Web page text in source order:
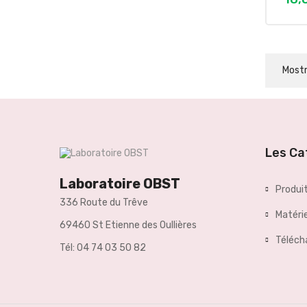
Laboratoire OBST
336 Route du Trêve
69460 St Etienne des Oullières
Tél: 04 74 03 50 82
Les